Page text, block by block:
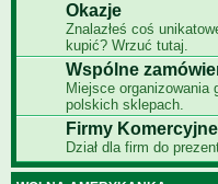
Okazje
Znalazłeś coś
kupić? Wrzuć tutaj.
Wspólne
Miejsce organizowania
polskich sklepach.
Firmy Komercyjne
Dział dla firm do